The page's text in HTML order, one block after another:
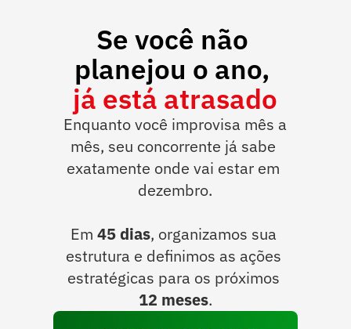
Se você não
já está atrasado
Enquanto você improvisa mês a
mês, seu concorrente já sabe
exatamente onde vai estar em
dezembro.
Em 45 dias, organizamos sua
estrutura e definimos as ações
12 meses.